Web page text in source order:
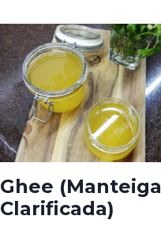
COM
ARROZ
Ghee (Manteiga
Clarificada)